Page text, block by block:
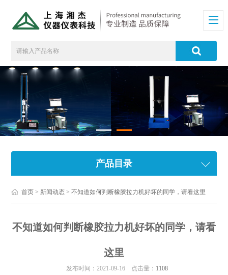
产品目录
首页 > 新闻动态 > 不知道如何判断橡胶拉力机好坏的同学，请看这里
不知道如何判断橡胶拉力机好坏的同学，请看
这里
发布时间：2021-09-16 点击量： 1108